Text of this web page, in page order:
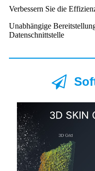
Verbessern Sie die
Unabhängige
Datenschnittstelle